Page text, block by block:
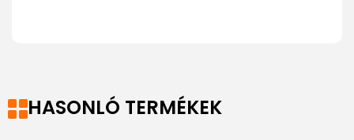
HASONLÓ TERMÉKEK